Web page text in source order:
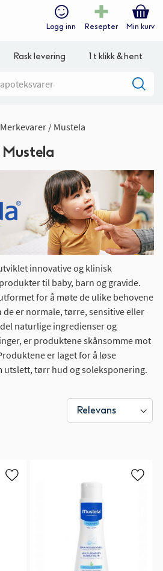
Logg inn Resepter Min kurv
Rask levering 1 t klikk & hent
Merkevarer Mustela
Mustela
innovative og klinisk
til baby, barn og gravide.
for å møte de ulike behovene
er normale, tørre, sensitive eller
naturlige ingredienser og
er produktene skånsomme mot
er laget for å løse
utslett, tørr hud og soleksponering.